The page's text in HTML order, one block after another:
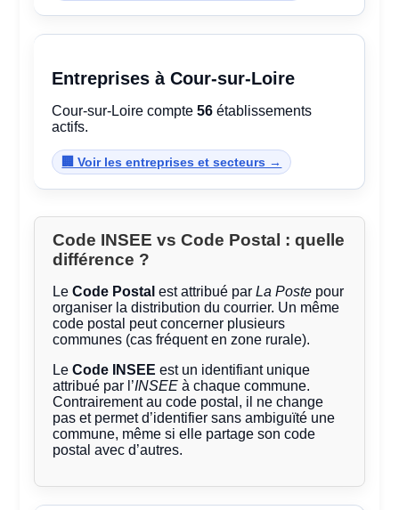
Entreprises à Cour-sur-Loire
Cour-sur-Loire compte56 établissements
actifs.
🏢 Voir les entreprises et secteurs →
Code INSEE vs Code Postal : quelle
différence ?
LeCode Postal est attribué parLa Poste pour
organiser la distribution du courrier. Un même
code postal peut concerner plusieurs
communes (cas fréquent en zone rurale).
LeCode INSEE est un identifiant unique
attribué par l’INSEE à chaque commune.
Contrairement au code postal, il ne change
pas et permet d’identifier sans ambiguïté une
commune, même si elle partage son code
postal avec d’autres.